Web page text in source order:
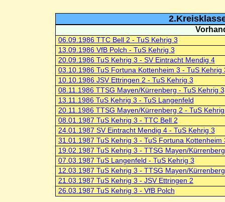
06.09.1986 TTC Bell 2 - TuS Kehrig 3
13.09.1986 VfB Polch - TuS Kehrig 3
20.09.1986 TuS Kehrig 3 - SV Eintracht Mendig 4
03.10.1986 TuS Fortuna Kottenheim 3 - TuS Kehrig
10.10.1986 JSV Ettringen 2 - TuS Kehrig 3
08.11.1986 TTSG Mayen/Kürrenberg - TuS Kehrig 3
13.11.1986 TuS Kehrig 3 - TuS Langenfeld
20.11.1986 TTSG Mayen/Kürrenberg 2 - TuS
08.01.1987 TuS Kehrig 3 - TTC Bell 2
24.01.1987 SV Eintracht Mendig 4 - TuS Kehrig 3
31.01.1987 TuS Kehrig 3 - TuS Fortuna Kottenheim
19.02.1987 TuS Kehrig 3 - TTSG Mayen/Kürrenberg
07.03.1987 TuS Langenfeld - TuS Kehrig 3
12.03.1987 TuS Kehrig 3 - TTSG Mayen/
21.03.1987 TuS Kehrig 3 - JSV Ettringen 2
26.03.1987 TuS Kehrig 3 - VfB Polch